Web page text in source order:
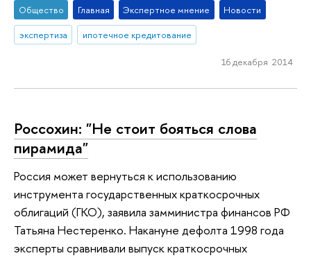
Общество Главная Экспертное мнение
Новости
экспертиза
ипотечное кредитование
16 декабря 2014
Россохин: "Не стоит бояться слова
пирамида"
Россия может вернуться к использованию
инструмента государственных краткосрочных
облигаций (ГКО), заявила замминистра финансов РФ
Татьяна Нестеренко. Накануне дефолта 1998 года
эксперты сравнивали выпуск краткосрочных